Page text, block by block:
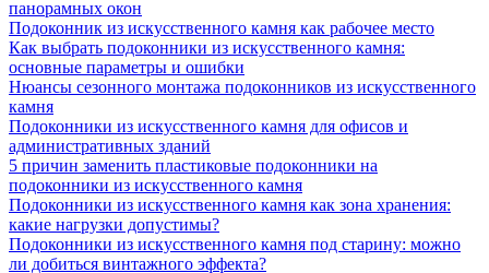
панорамных окон
Подоконник из искусственного камня как рабочее место
Как выбрать подоконники из искусственного камня:
основные параметры и ошибки
Нюансы сезонного монтажа подоконников из искусственного
камня
Подоконники из искусственного камня для офисов и
административных зданий
5 причин заменить пластиковые подоконники на
подоконники из искусственного камня
Подоконники из искусственного камня как зона хранения:
какие нагрузки допустимы?
Подоконники из искусственного камня под старину: можно
ли добиться винтажного эффекта?